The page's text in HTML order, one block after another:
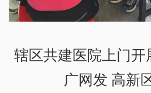
辖区共建医院上门开
广网发 高新